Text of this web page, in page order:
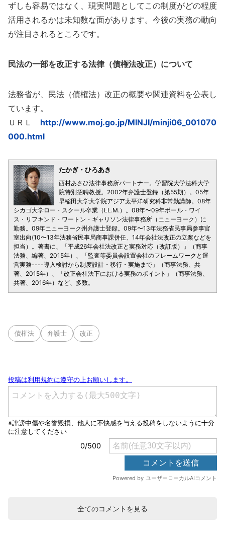
ずしも容易ではなく、現実問題としてこの制度がどの程度
活用されるかは未知数な面があります。今後の実務の動向
が注目されるところです。
民法の一部を改正する法律（債権法改正）について
法務省が、民法（債権法）改正の概要や関連資料を公表し
ています。
ＵＲＬ http://www.moj.go.jp/MINJI/minji06_001070
000.html
たかぎ・ひろあき
西村あさひ法律事務所パートナー。学習院大学法科大学
院特別招聘教授。2002年弁護士登録（第55期）。05年
早稲田大学大学院アジア太平洋研究科非常勤講師。08年
シカゴ大学ロー・スクール卒業（LL.M.）。08年〜09年ポール・ワイ
ス・リフキンド・ワートン・ギャリソン法律事務所（ニューヨーク）に
勤務。09年ニューヨーク州弁護士登録。09年〜13年法務省民事局参事官
室出向(10〜13年法務省民事局商事課併任、14年会社法改正の立案などを
担当）。著書に、「平成26年会社法改正と実務対応（改訂版）」（商事
法務、編著、2015年）、「監査等委員会設置会社のフレームワークと運
営実務----導入検討から制度設計・移行・実施まで」（商事法務、共
著、2015年）、「改正会社法下における実務のポイント」（商事法務、
共著、2016年）など、多数。
債権法 弁護士 改正
全てのコメントを見る